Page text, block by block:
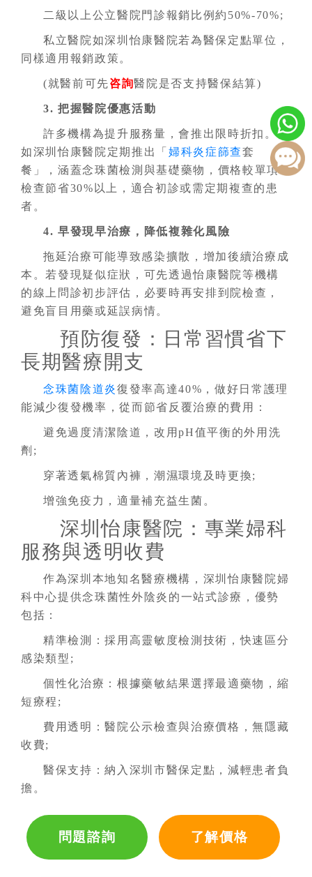
二級以上公立醫院門診報銷比例約50%-70%;
私立醫院如深圳怡康醫院若為醫保定點單位，
同樣適用報銷政策。
(就醫前可先咨詢醫院是否支持醫保結算)
3. 把握醫院優惠活動
許多機構為提升服務量，會推出限時折扣。例
如深圳怡康醫院定期推出「婦科炎症篩查套
餐」，涵蓋念珠菌檢測與基礎藥物，價格較單項
檢查節省30%以上，適合初診或需定期複查的患
者。
4. 早發現早治療，降低複雜化風險
拖延治療可能導致感染擴散，增加後續治療成
本。若發現疑似症狀，可先透過怡康醫院等機構
的線上問診初步評估，必要時再安排到院檢查，
避免盲目用藥或延誤病情。
預防復發：日常習慣省下
長期醫療開支
念珠菌陰道炎復發率高達40%，做好日常護理
能減少復發機率，從而節省反覆治療的費用：
避免過度清潔陰道，改用pH值平衡的外用洗
劑;
穿著透氣棉質內褲，潮濕環境及時更換;
增強免疫力，適量補充益生菌。
深圳怡康醫院：專業婦科
服務與透明收費
作為深圳本地知名醫療機構，深圳怡康醫院婦
科中心提供念珠菌性外陰炎的一站式診療，優勢
包括：
精準檢測：採用高靈敏度檢測技術，快速區分
感染類型;
個性化治療：根據藥敏結果選擇最適藥物，縮
短療程;
費用透明：醫院公示檢查與治療價格，無隱藏
收費;
醫保支持：納入深圳市醫保定點，減輕患者負
擔。
問題諮詢 了解價格